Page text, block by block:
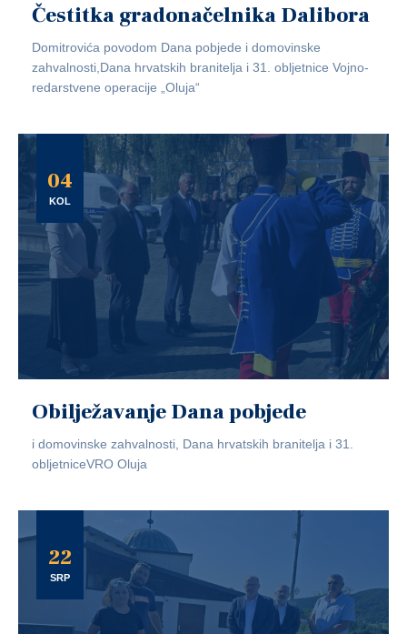
Čestitka gradonačelnika Dalibora
Domitrovića povodom Dana pobjede i domovinske
zahvalnosti,Dana hrvatskih branitelja i 31. obljetnice Vojno-
redarstvene operacije „Oluja“
04
KOL
Obilježavanje Dana pobjede
i domovinske zahvalnosti, Dana hrvatskih branitelja i 31.
obljetniceVRO Oluja
22
SRP